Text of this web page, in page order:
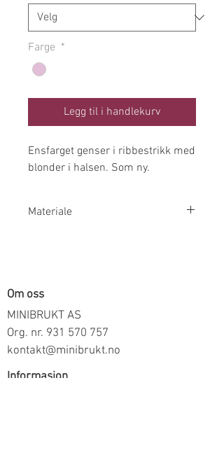
Farge *
Legg til i handlekurv
Ensfarget genser i ribbestrikk med
blonder i halsen. Som ny.
Materiale
Om oss
MINIBRUKT AS
Org. nr. 931 570 757
kontakt@minibrukt.no
Informasjon